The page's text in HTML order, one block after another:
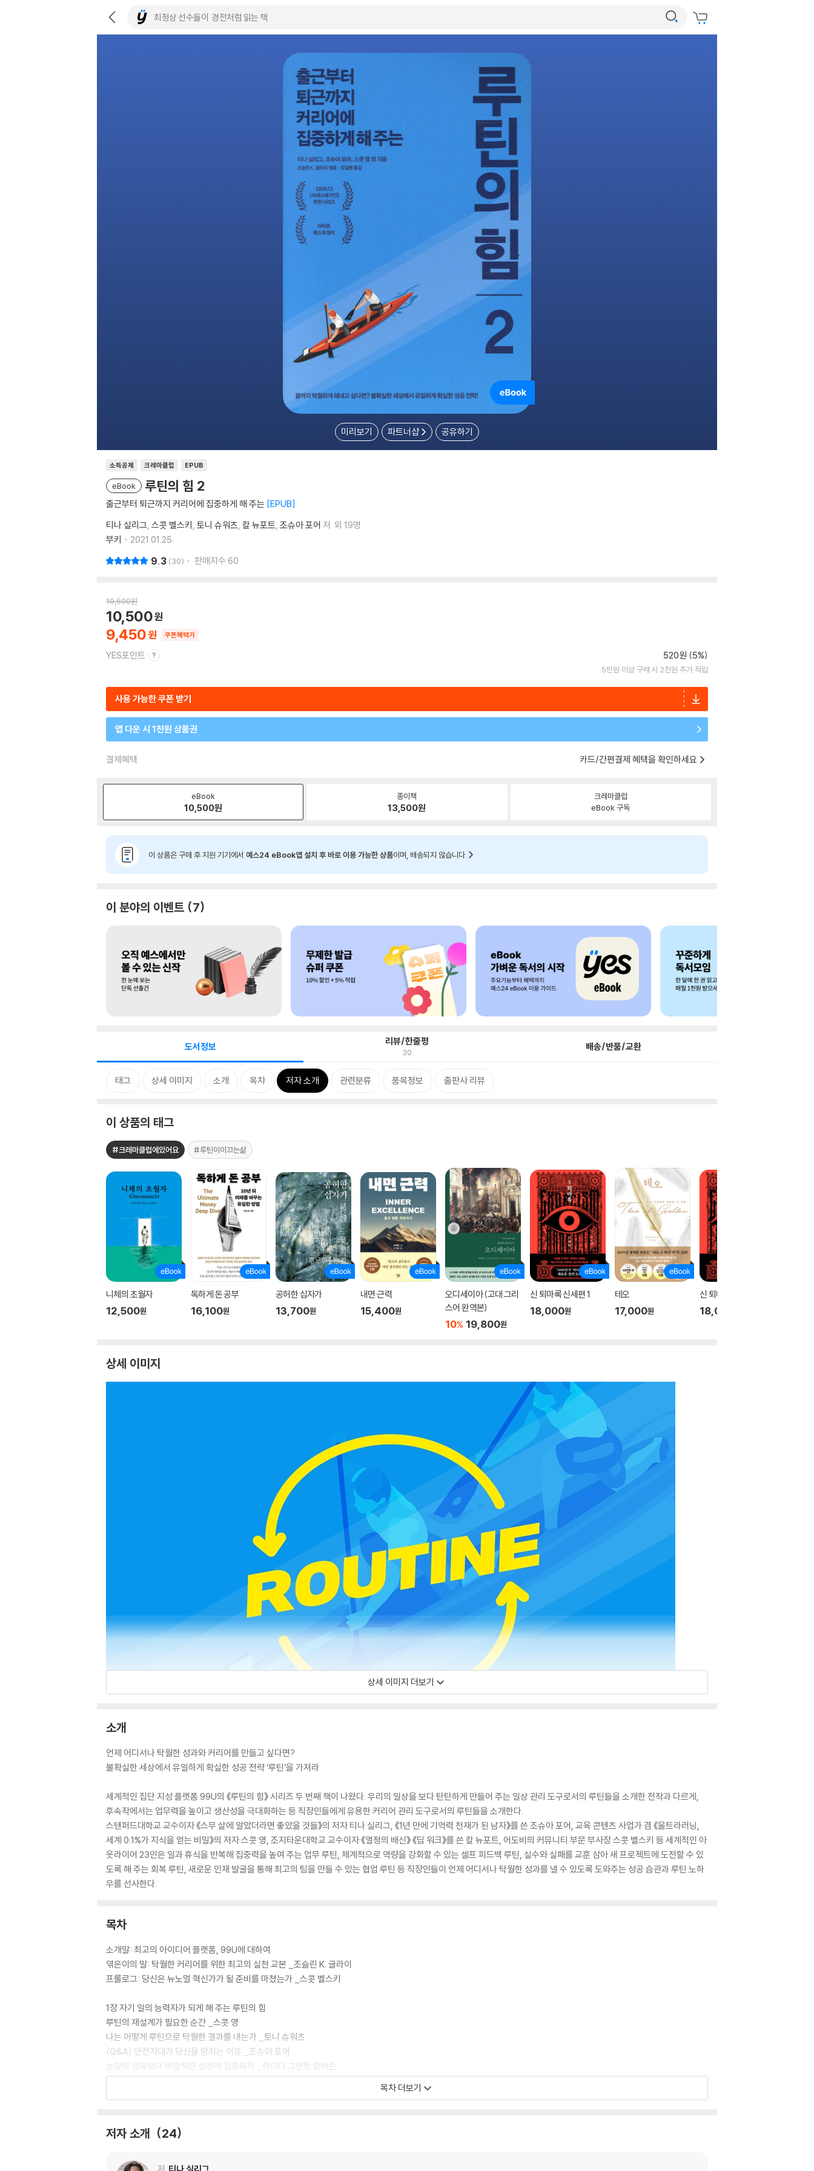
미리보기 파트너샵 공유하기
소득공제 크레마클럽 EPUB
eBook 루틴의 힘 2
출근부터 퇴근까지 커리어에 집중하게 해 주는 EPUB
티나 실리그 스콧 벨스키 토니 슈워츠 칼 뉴포트 조슈아 포어 저 외 19명
부키
2021.01.25.
9.3 30 판매지수 60
10,500원
9,450
10,500
쿠폰혜택가
YES포인트 520원 (5%)
5만원 이상 구매 시 2천원 추가 적립
사용 가능한 쿠폰 받기
앱 다운 시 1천원 상품권
결제혜택 카드/간편결제 혜택을 확인하세요
eBook
10,500원
종이책
13,500원
크레마클럽
eBook 구독
이 상품은 구매 후 지원 기기에서 예스24 eBook앱 설치 후 바로 이용 가능한 상품이며, 배송되지 않습니다.
이 분야의 이벤트 7
도서정보 리뷰/한줄평
30 배송/반품/교환
태그 상세 이미지 소개 목차 저자 소개 관련분류 품목정보 출판사 리뷰
이 상품의 태그
#크레마클럽에있어요 #루틴이이끄는삶
니체의 초월자
12,500원
독하게 돈 공부
16,100원
공허한 십자가
13,700원
내면 근력
15,400원
오디세이아 (고대 그리
스어 완역본)
10% 19,800원
신 퇴마록 신세편 1
18,000원
테오
17,000원
신 퇴마록 신세편 3
18,000
상세 이미지
상세 이미지 더보기
소개
언제 어디서나 탁월한 성과와 커리어를 만들고 싶다면?
불확실한 세상에서 유일하게 확실한 성공 전략 ‘루틴’을 가져라
세계적인 집단 지성 플랫폼 99U의 《루틴의 힘》 시리즈 두 번째 책이 나왔다. 우리의 일상을 보다 탄탄하게 만들어 주는 일상 관리 도구로서의 루틴들을 소개한 전작과 다르게,
후속작에서는 업무력을 높이고 생산성을 극대화하는 등 직장인들에게 유용한 커리어 관리 도구로서의 루틴들을 소개한다.
스탠퍼드대학교 교수이자 《스무 살에 알았더라면 좋았을 것들》의 저자 티나 실리그, 《1년 만에 기억력 천재가 된 남자》를 쓴 조슈아 포어, 교육 콘텐츠 사업가 겸 《울트라러닝,
세계 0.1%가 지식을 얻는 비밀》의 저자 스콧 영, 조지타운대학교 교수이자 《열정의 배신》 《딥 워크》를 쓴 칼 뉴포트, 어도비의 커뮤니티 부문 부사장 스콧 벨스키 등 세계적인 아
웃라이어 23인은 일과 휴식을 반복해 집중력을 높여 주는 업무 루틴, 체계적으로 역량을 강화할 수 있는 셀프 피드백 루틴, 실수와 실패를 교훈 삼아 새 프로젝트에 도전할 수 있
도록 해 주는 회복 루틴, 새로운 인재 발굴을 통해 최고의 팀을 만들 수 있는 협업 루틴 등 직장인들이 언제 어디서나 탁월한 성과를 낼 수 있도록 도와주는 성공 습관과 루틴 노하
우를 선사한다.
목차
소개말: 최고의 아이디어 플랫폼, 99U에 대하여
엮은이의 말: 탁월한 커리어를 위한 최고의 실천 교본 _조슬린 K. 글라이
프롤로그: 당신은 뉴노멀 혁신가가 될 준비를 마쳤는가 _스콧 벨스키
1장 자기 일의 능력자가 되게 해 주는 루틴의 힘
루틴의 재설계가 필요한 순간 _스콧 영
나는 어떻게 루틴으로 탁월한 결과를 내는가 _토니 슈워츠
(Q&A) 안전지대가 당신을 망치는 이유 _조슈아 포어
눈앞의 성과보다 바람직한 성장에 집중하라 _하이디 그랜트 할버슨
일기 쓰기로 나만의 성공 패턴 만드는 법 _테리사 애머빌, 스티븐 크레이머, 엘라 벤 우르
인간관계에 탄력성을 더하라 _마이클 번게이 스태니어
작은 세상 네트워크로 최강의 팀 완성하기 _데이비드 버커스
목차 더보기
저자 소개 24